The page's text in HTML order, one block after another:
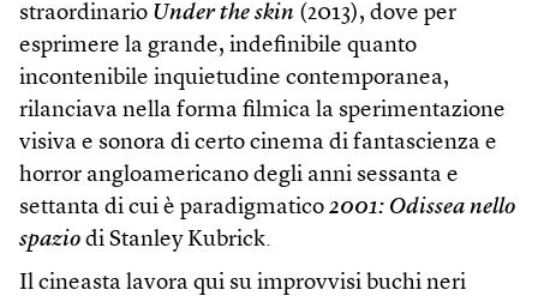
straordinario Under the skin (2013), dove per
esprimere la grande, indefinibile quanto
incontenibile inquietudine contemporanea,
rilanciava nella forma filmica la sperimentazione
visiva e sonora di certo cinema di fantascienza e
horror angloamericano degli anni sessanta e
settanta di cui è paradigmatico 2001: Odissea nello
spazio di Stanley Kubrick.
Il cineasta lavora qui su improvvisi buchi neri